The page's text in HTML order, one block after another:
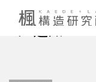
ベージュ
ク 通知